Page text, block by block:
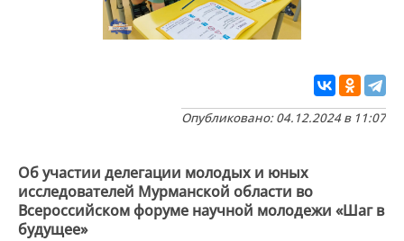
Опубликовано: 04.12.2024 в 11:07
Об участии делегации молодых и юных
исследователей Мурманской области во
Всероссийском форуме научной молодежи «Шаг в
будущее»